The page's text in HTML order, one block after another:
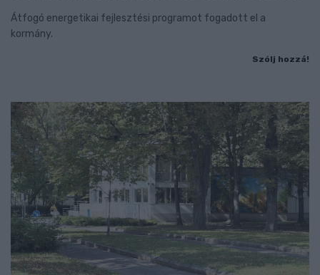
Átfogó energetikai fejlesztési programot fogadott el a
kormány.
Szólj hozzá!